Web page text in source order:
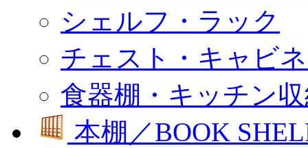
シェルフ・ラック
チェスト・キャビ
食器棚・キッチン
本棚／BOOK